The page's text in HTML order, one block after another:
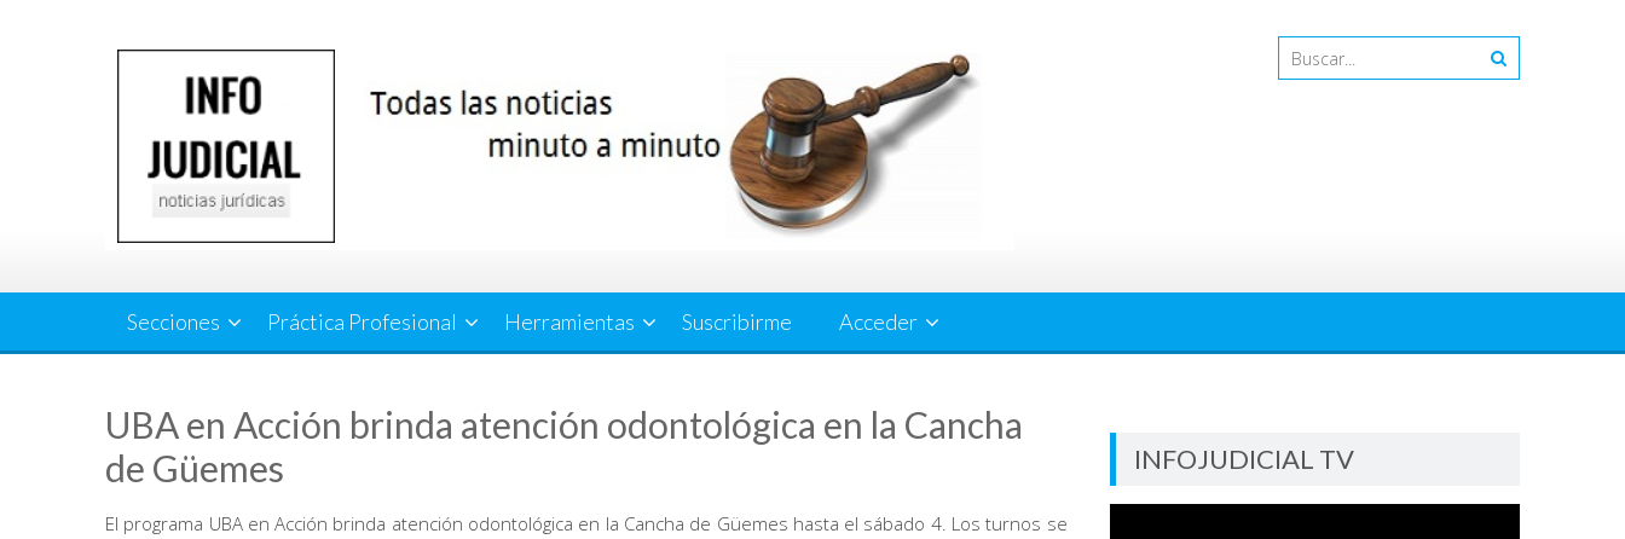
Secciones Práctica Profesional Herramientas Suscribirme Acceder
UBA en Acción brinda atención odontológica en la Cancha
de Güemes
El programa UBA en Acción brinda atención odontológica en la Cancha de Güemes hasta el sábado 4. Los turnos se
INFOJUDICIAL TV